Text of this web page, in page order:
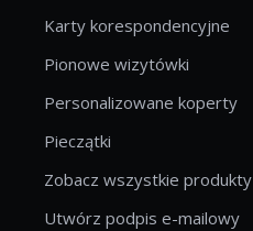
Karty korespondencyjne
Pionowe wizytówki
Personalizowane koperty
Pieczątki
Zobacz wszystkie produkty
Utwórz podpis e-mailowy